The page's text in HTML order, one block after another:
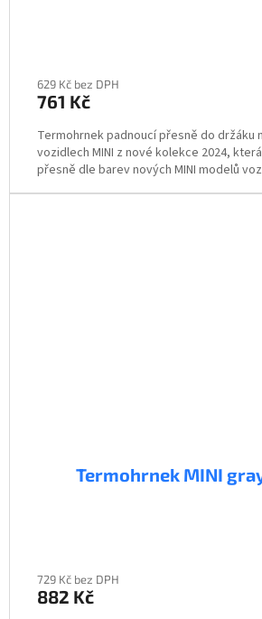
629 Kč bez DPH
761 Kč
Termohrnek padnoucí přesně do držáku
vozidlech MINI z nové kolekce 2024,
přesně dle barev nových MINI modelů
Termohrnek MINI
729 Kč bez DPH
882 Kč